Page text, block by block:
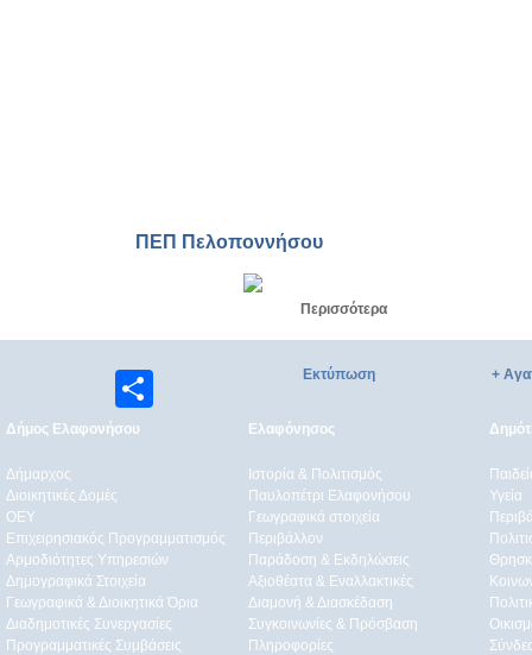
ΠΕΠ Πελοποννήσου
Περισσότερα
Μοιραστείτε
Εκτύπωση +
Δήμος Ελαφονήσου
Δήμαρχος
Διοικητικές Δομές
ΟEΥ
Επιχειρησιακός Προγραμματισμός
Αρμοδιότητες Υπηρεσιών
Δημογραφικά Στοιχεία
Γεωγραφικά & Διοικητικά Όρια
Διαδημοτικές Συνεργασίες
Προγραμματικές Συμβάσεις
Ελαφόνησος
Ιστορία & Πολιτισμός
Παυλοπέτρι Ελαφονήσου
Γεωγραφικά στοιχεία
Περιβάλλον
Παράδοση & Εκδηλώσεις
Αξιοθέατα & Eναλλακτικές
Διαμονή & Διασκέδαση
Συγκοινωνίες & Πρόσβαση
Πληροφορίες
Υγεία